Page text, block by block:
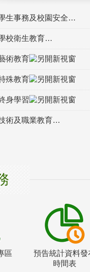
生事務及校園安全
校衛生教育
術教育
殊教育
身學習
術及職業教育
區
預告統計資料發
時間表